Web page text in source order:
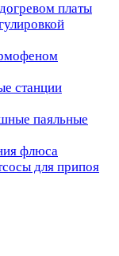
платы
станции
паяльные
флюса
для припоя